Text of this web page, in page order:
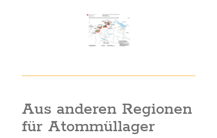
Aus anderen Regionen
für Atommüllager